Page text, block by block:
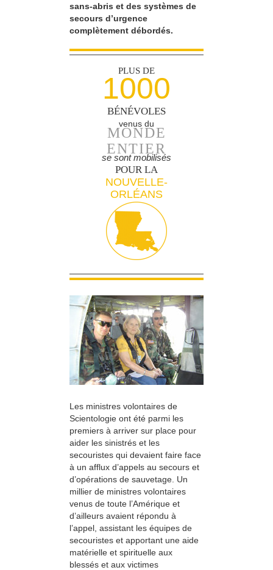
sans-abris et des systèmes de
secours d’urgence
complètement débordés.
PLUS DE
1000
BÉNÉVOLES
venus du
MONDE
ENTIER
se sont mobilisés
POUR LA
NOUVELLE-
ORLÉANS
Les ministres volontaires de
Scientologie ont été parmi les
premiers à arriver sur place pour
aider les sinistrés et les
secouristes qui devaient faire face
à un afflux d’appels au secours et
d’opérations de sauvetage. Un
millier de ministres volontaires
venus de toute l’Amérique et
d’ailleurs avaient répondu à
l’appel, assistant les équipes de
secouristes et apportant une aide
matérielle et spirituelle aux
blessés et aux victimes